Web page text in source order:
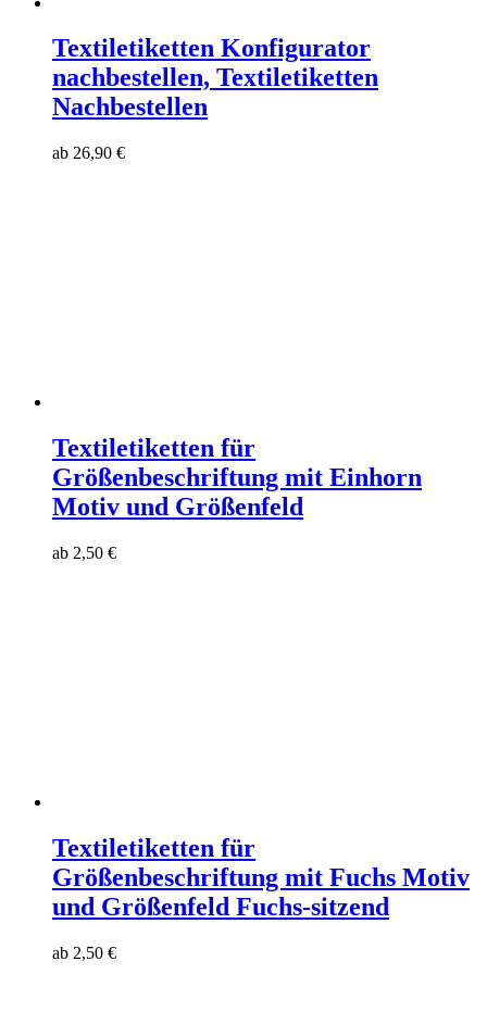
Textiletiketten Konfigurator
nachbestellen, Textiletiketten
Nachbestellen
ab 26,90 €
Textiletiketten für
Größenbeschriftung mit Einhorn
Motiv und Größenfeld
ab 2,50 €
Textiletiketten für
Größenbeschriftung mit Fuchs Motiv
und Größenfeld Fuchs-sitzend
ab 2,50 €